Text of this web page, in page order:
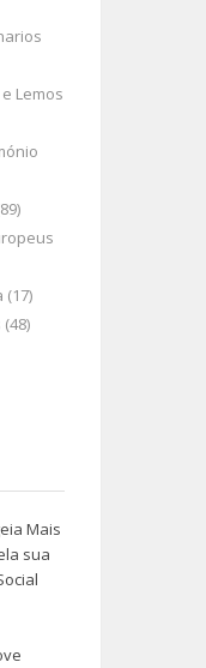
Lemos
(17)
Mais
sua